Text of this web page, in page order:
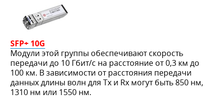
SFP+ 10G
Модули этой группы обеспечивают скорость
передачи до 10 Гбит/с на расстояние от 0,3 км до
100 км. В зависимости от расстояния передачи
данных длины волн для Тх и Rх могут быть 850 нм,
1310 нм или 1550 нм.